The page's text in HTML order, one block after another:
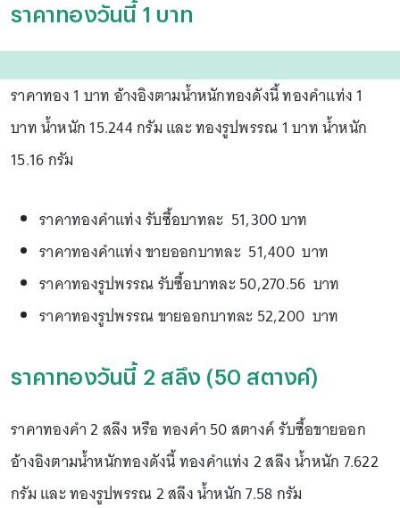
ราคาทองวันนี้ 1 บาท
ราคาทอง 1 บาท อ้างอิงตามน้ำหนักทองดังนี้ ทองคำแท่ง 1
บาท น้ำหนัก 15.244 กรัม และ ทองรูปพรรณ 1 บาท น้ำหนัก
15.16 กรัม
ราคาทองคำแท่ง รับซื้อบาทละ 51,300 บาท
ราคาทองคำแท่ง ขายออกบาทละ 51,400 บาท
ราคาทองรูปพรรณ รับซื้อบาทละ 50,270.56 บาท
ราคาทองรูปพรรณ ขายออกบาทละ 52,200 บาท
ราคาทองวันนี้ 2 สลึง (50 สตางค์)
ราคาทองคำ 2 สลึง หรือ ทองคำ 50 สตางค์ รับซื้อขายออก
อ้างอิงตามน้ำหนักทองดังนี้ ทองคำแท่ง 2 สลึง น้ำหนัก 7.622
กรัม และ ทองรูปพรรณ 2 สลึง น้ำหนัก 7.58 กรัม